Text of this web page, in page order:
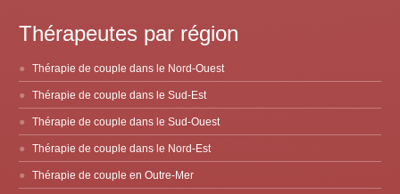
Thérapeutes par région
Thérapie de couple dans le Nord-Ouest
Thérapie de couple dans le Sud-Est
Thérapie de couple dans le Sud-Ouest
Thérapie de couple dans le Nord-Est
Thérapie de couple en Outre-Mer